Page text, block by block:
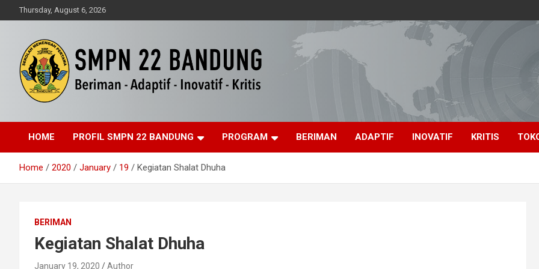
to
Thursday, August 6, 2026
SMPN 22 Bandung
HOME PROFIL SMPN 22 BANDUNG PROGRAM BERIMAN ADAPTIF INOVATIF KRITIS
Home 2020 January 19 Kegiatan Shalat Dhuha
BERIMAN
Kegiatan Shalat Dhuha
January 19, 2020 Author